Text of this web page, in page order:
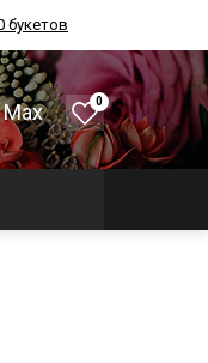
букетов
Max 0